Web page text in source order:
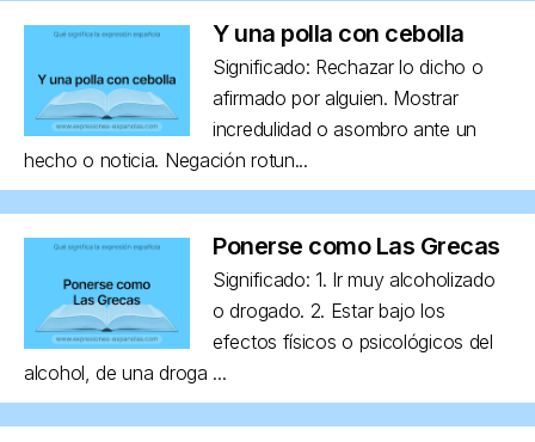
Y una polla con cebolla
Significado: Rechazar lo dicho o
afirmado por alguien. Mostrar
incredulidad o asombro ante un
hecho o noticia. Negación rotun...
Ponerse como Las Grecas
Significado: 1. Ir muy alcoholizado
o drogado. 2. Estar bajo los
efectos físicos o psicológicos del
alcohol, de una droga ...